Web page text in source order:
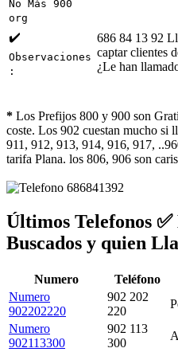
No Más 900
org
✔️
Observaciones
:
686 84 13 92
captar clientes
¿Le han
* Los Prefijos 800 y 900 son
coste. Los 902 cuestan mucho si
911, 912, 913, 914, 916, 917,
tarifa Plana. los 806, 906 son
Últimos Telefonos
Buscados y quien
Numero Teléfono
Numero
902202220
902 202
220
Numero
902113300
902 113
300